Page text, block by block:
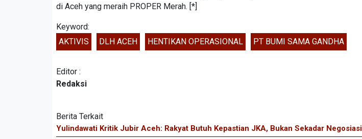
di Aceh yang meraih PROPER Merah. [*]
Keyword:
AKTIVIS
DLH ACEH HENTIKAN OPERASIONAL PT BUMI SAMA GANDHA
Editor :
Redaksi
Berita Terkait
Yulindawati Kritik Jubir Aceh: Rakyat Butuh Kepastian JKA, Bukan Sekadar Negosiasi